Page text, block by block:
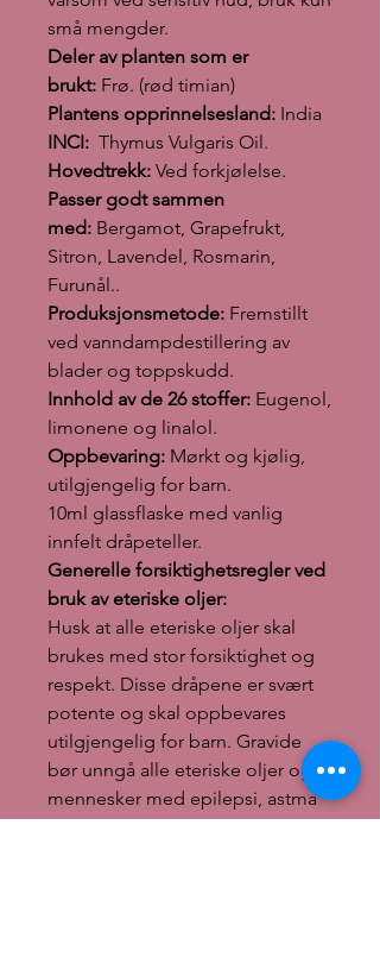
små mengder.
Deler av planten som er
brukt: Frø. (rød timian)
Plantens opprinnelsesland: India
INCI: Thymus Vulgaris Oil.
Hovedtrekk: Ved forkjølelse.
Passer godt sammen
med: Bergamot, Grapefrukt,
Sitron, Lavendel, Rosmarin,
Furunål..
Produksjonsmetode: Fremstillt
ved vanndampdestillering av
blader og toppskudd.
Innhold av de 26 stoffer: Eugenol,
limonene og linalol.
Oppbevaring: Mørkt og kjølig,
utilgjengelig for barn.
10ml glassflaske med vanlig
innfelt dråpeteller.
Generelle forsiktighetsregler ved
bruk av eteriske oljer:
Husk at alle eteriske oljer skal
brukes med stor forsiktighet og
respekt. Disse dråpene er svært
potente og skal oppbevares
utilgjengelig for barn. Gravide
bør unngå alle eteriske oljer og
mennesker med epilepsi, astma
og høyt blodtrykk bør undersøke